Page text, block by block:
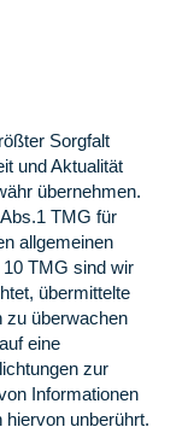
Sorgfalt
und Aktualität
übernehmen.
TMG für
allgemeinen
TMG sind wir
übermittelte
zu überwachen
eine
zur
Informationen
hiervon unberührt.